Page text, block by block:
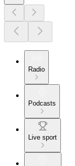
Radio
Podcasts
Live sport